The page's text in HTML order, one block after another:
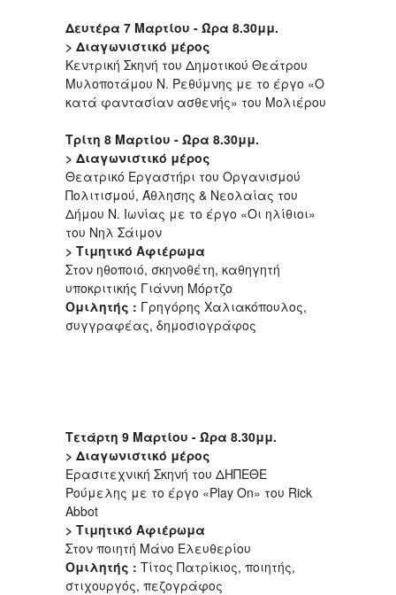
Δευτέρα 7 Μαρτίου - Ώρα 8.30μμ.
> Διαγωνιστικό μέρος
Κεντρική Σκηνή του Δημοτικού Θεάτρου
Μυλοποτάμου Ν. Ρεθύμνης με το έργο «Ο
κατά φαντασίαν ασθενής» του Μολιέρου
Τρίτη 8 Μαρτίου - Ώρα 8.30μμ.
> Διαγωνιστικό μέρος
Θεατρικό Εργαστήρι του Οργανισμού
Πολιτισμού, Άθλησης & Νεολαίας του
Δήμου Ν. Ιωνίας με το έργο «Οι ηλίθιοι»
του Νηλ Σάιμον
> Τιμητικό Αφιέρωμα
Στον ηθοποιό, σκηνοθέτη, καθηγητή
υποκριτικής Γιάννη Μόρτζο
Ομιλητής : Γρηγόρης Χαλιακόπουλος,
συγγραφέας, δημοσιογράφος
Τετάρτη 9 Μαρτίου - Ώρα 8.30μμ.
> Διαγωνιστικό μέρος
Ερασιτεχνική Σκηνή του ΔΗΠΕΘΕ
Ρούμελης με το έργο «Play On» του Rick
Abbot
> Τιμητικό Αφιέρωμα
Στον ποιητή Μάνο Ελευθερίου
Ομιλητής : Τίτος Πατρίκιος, ποιητής,
στιχουργός, πεζογράφος